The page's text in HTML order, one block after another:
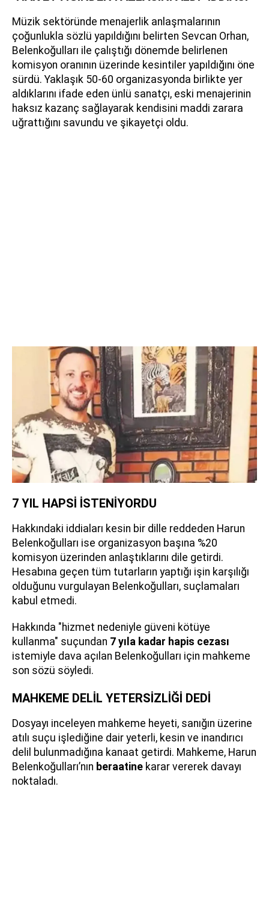
Müzik sektöründe menajerlik anlaşmalarının
çoğunlukla sözlü yapıldığını belirten Sevcan Orhan,
Belenkoğulları ile çalıştığı dönemde belirlenen
komisyon oranının üzerinde kesintiler yapıldığını öne
sürdü. Yaklaşık 50-60 organizasyonda birlikte yer
aldıklarını ifade eden ünlü sanatçı, eski menajerinin
haksız kazanç sağlayarak kendisini maddi zarara
uğrattığını savundu ve şikayetçi oldu.
7 YIL HAPSİ İSTENİYORDU
Hakkındaki iddiaları kesin bir dille reddeden Harun
Belenkoğulları ise organizasyon başına %20
komisyon üzerinden anlaştıklarını dile getirdi.
Hesabına geçen tüm tutarların yaptığı işin karşılığı
olduğunu vurgulayan Belenkoğulları, suçlamaları
kabul etmedi.
Hakkında "hizmet nedeniyle güveni kötüye
kullanma" suçundan 7 yıla kadar hapis cezası
istemiyle dava açılan Belenkoğulları için mahkeme
son sözü söyledi.
MAHKEME DELİL YETERSİZLİĞİ DEDİ
Dosyayı inceleyen mahkeme heyeti, sanığın üzerine
atılı suçu işlediğine dair yeterli, kesin ve inandırıcı
delil bulunmadığına kanaat getirdi. Mahkeme, Harun
Belenkoğulları’nın beraatine karar vererek davayı
noktaladı.